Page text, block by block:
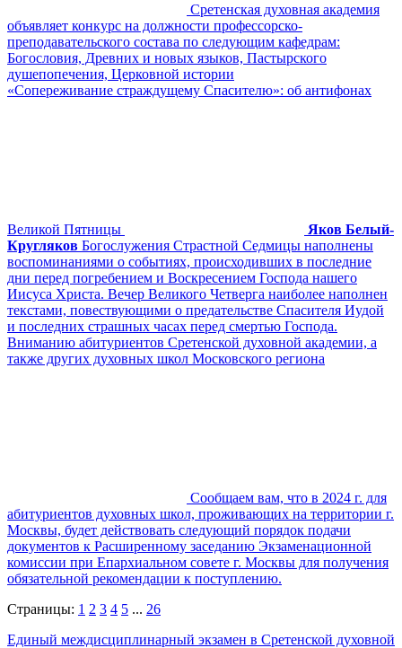
Сретенская духовная академия
объявляет конкурс на должности профессорско-
преподавательского состава по следующим кафедрам:
Богословия, Древних и новых языков, Пастырского
душепопечения, Церковной истории
«Сопереживание страждущему Спасителю»: об антифонах
Великой Пятницы
Яков Белый-
Кругляков Богослужения Страстной Седмицы наполнены
воспоминаниями о событиях, происходивших в последние
дни перед погребением и Воскресением Господа нашего
Иисуса Христа. Вечер Великого Четверга наиболее наполнен
текстами, повествующими о предательстве Спасителя Иудой
и последних страшных часах перед смертью Господа.
Вниманию абитуриентов Сретенской духовной академии, а
также других духовных школ Московского региона
Сообщаем вам, что в 2024 г. для
абитуриентов духовных школ, проживающих на территории г.
Москвы, будет действовать следующий порядок подачи
документов к Расширенному заседанию Экзаменационной
комиссии при Епархиальном совете г. Москвы для получения
обязательной рекомендации к поступлению.
Страницы: 1 2 3 4 5 ... 26
Единый междисциплинарный экзамен в Сретенской духовной